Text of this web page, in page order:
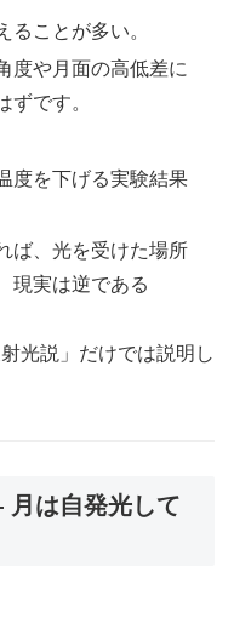
ることが多い。
度や月面の高低差に
ずです。
度を下げる実験結果
ば、光を受けた場所
現実は逆である
光説」だけでは説明し
は自発光して